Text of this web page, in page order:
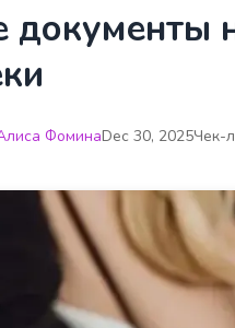
документы
ФоминаDec 30, 2025Чек-